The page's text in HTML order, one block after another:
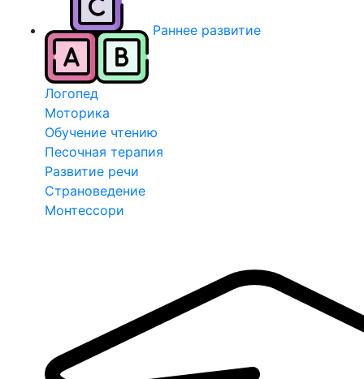
Раннее развитие
Логопед
Моторика
Обучение чтению
Песочная терапия
Развитие речи
Страноведение
Монтессори